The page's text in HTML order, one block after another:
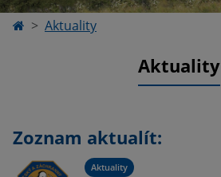
Aktuality
Aktuality
Zoznam aktualít:
Aktuality